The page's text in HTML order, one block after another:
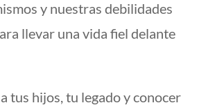
y nuestras debilidades
llevar una vida fiel delante
tus hijos, tu legado y conocer